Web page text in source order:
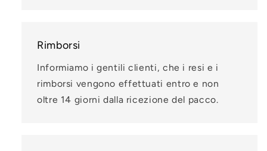
Rimborsi
Informiamo i gentili clienti, che i resi e i
rimborsi vengono effettuati entro e non
oltre 14 giorni dalla ricezione del pacco.